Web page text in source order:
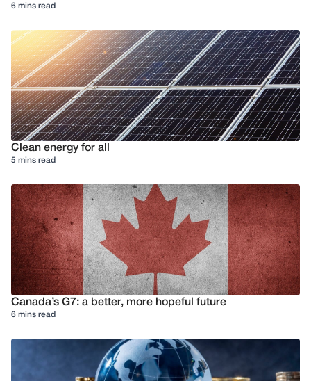
6 mins read
Clean energy for all
5 mins read
Canada’s G7: a better, more hopeful future
6 mins read